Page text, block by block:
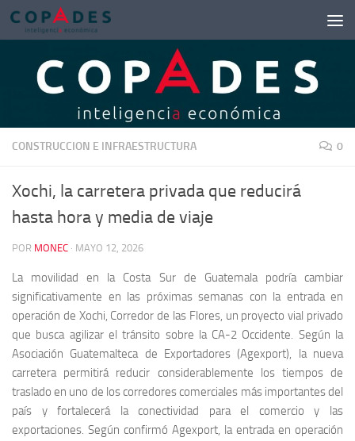
Saltar al contenido
CONSTRUCCION E INFRAESTRUCTURA 0
Xochi, la carretera privada que reducirá
hasta hora y media de viaje
POR MONEC · MAYO 12, 2026
La movilidad en la Costa Sur de Guatemala podría cambiar
significativamente en las próximas semanas con la entrada en
operación de Xochi, Corredor de las Flores, un proyecto vial privado
que busca agilizar el tránsito sobre la CA-2 Occidente. Según la
Asociación Guatemalteca de Exportadores (Agexport), la nueva
carretera permitirá reducir considerablemente los tiempos de
traslado en uno de los corredores comerciales más importantes del
país y fortalecerá la conectividad para el comercio y las
exportaciones. Según confirmó Agexport, la entrada en operación